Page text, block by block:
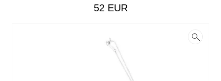
52 EUR